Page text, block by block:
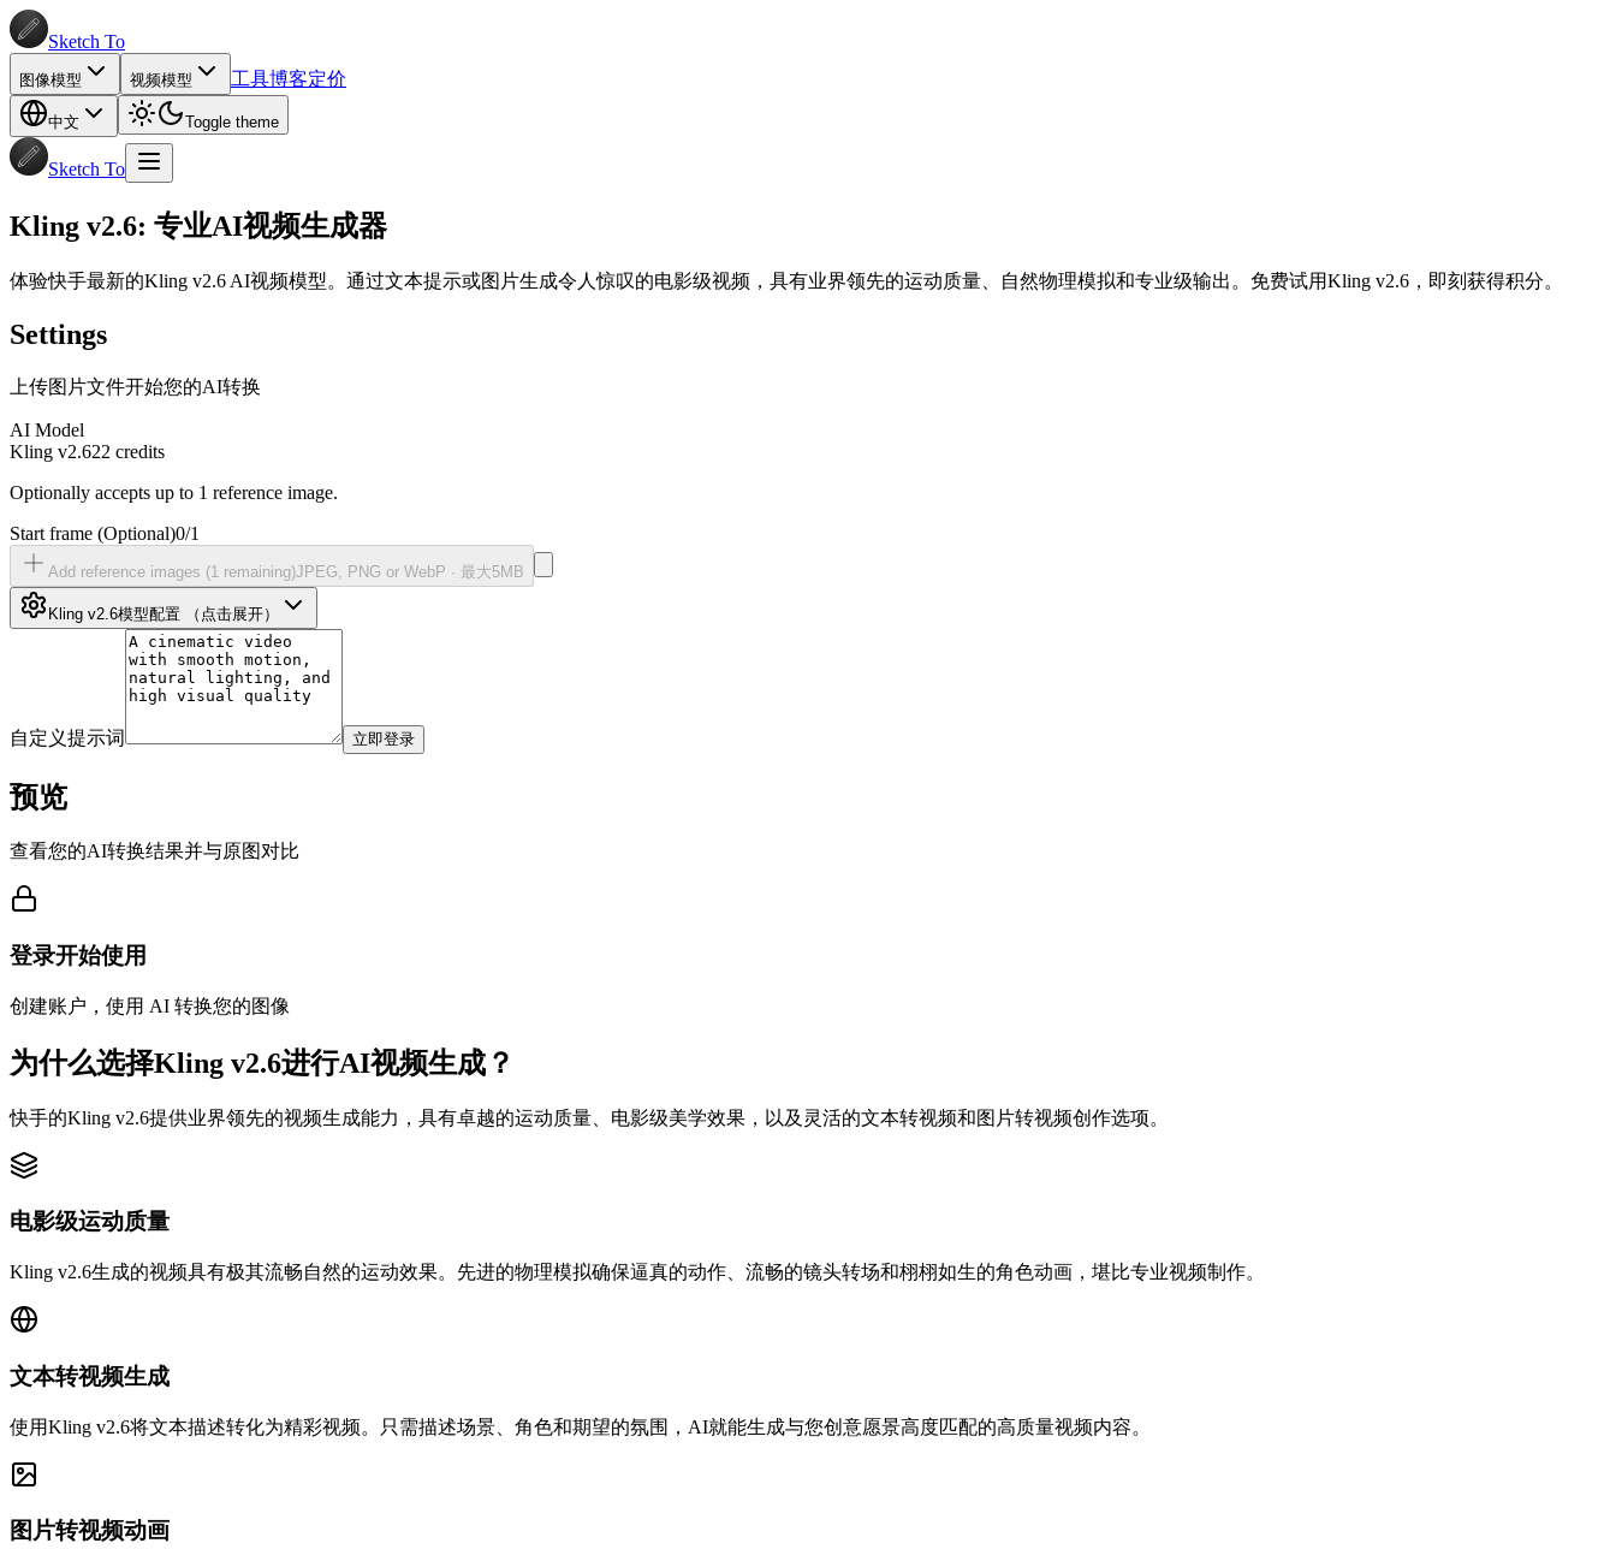
Sketch To
图像模型 视频模型 工具博客定价
中文 Toggle theme
Sketch To
Kling v2.6: 专业AI视频生成器
体验快手最新的Kling v2.6 AI视频模型。通过文本提示或图片生成令人惊叹的电影级视频，具有业界领先的运动质量、自然物理模拟和专业级输出。免费试用Kling v2.6，即刻获得积分。
Settings
上传图片文件开始您的AI转换
AI Model
Kling v2.622 credits
Optionally accepts up to 1 reference image.
Start frame (Optional)0/1
Add reference images (1 remaining)JPEG, PNG or WebP · 最大5MB
Kling v2.6模型配置 （点击展开）
自定义提示词 立即登录
预览
查看您的AI转换结果并与原图对比
登录开始使用
创建账户，使用 AI 转换您的图像
为什么选择Kling v2.6进行AI视频生成？
快手的Kling v2.6提供业界领先的视频生成能力，具有卓越的运动质量、电影级美学效果，以及灵活的文本转视频和图片转视频创作选项。
电影级运动质量
Kling v2.6生成的视频具有极其流畅自然的运动效果。先进的物理模拟确保逼真的动作、流畅的镜头转场和栩栩如生的角色动画，堪比专业视频制作。
文本转视频生成
使用Kling v2.6将文本描述转化为精彩视频。只需描述场景、角色和期望的氛围，AI就能生成与您创意愿景高度匹配的高质量视频内容。
图片转视频动画